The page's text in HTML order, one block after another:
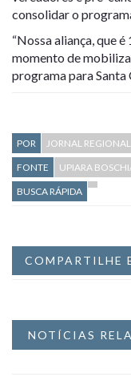
consolidar o
“Nossa aliança, que
momento de
programa para Santa
POR
JORNAL REGIONAL
FONTE
UPIARA
BUSCA RÁPIDA
COMPARTILHE
NOTÍCIAS